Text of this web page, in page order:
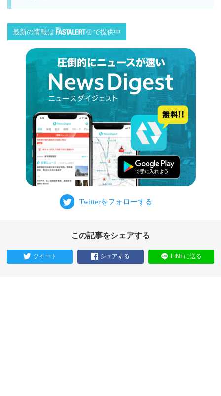
最新の情報は で提供中
この記事をシェアする
ツイート シェアする LINEに送る